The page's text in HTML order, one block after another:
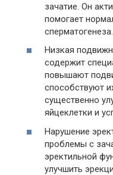
зачатие. Он
помогает
сперматогенеза.
Низкая
содержит
повышают
способствуют
существенно
яйцеклетки и
Нарушение
проблемы с
эректильной
улучшить